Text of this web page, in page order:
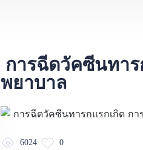
การฉีดวัคซีนทาร
พยาบาล
6024 0